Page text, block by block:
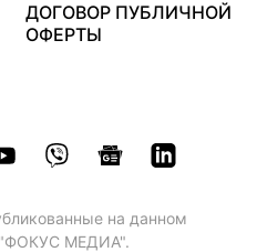
ДОГОВОР ПУБЛИЧНОЙ
ОФЕРТЫ
на данном
"ФОКУС МЕДИА".